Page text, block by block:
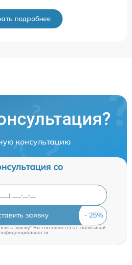
подробнее
консультацию
со
заявку
заявку" Вы соглашаетесь c политикой